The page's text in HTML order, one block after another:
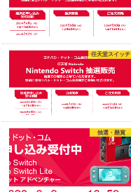
任天堂スイッチ
抽選・懸賞